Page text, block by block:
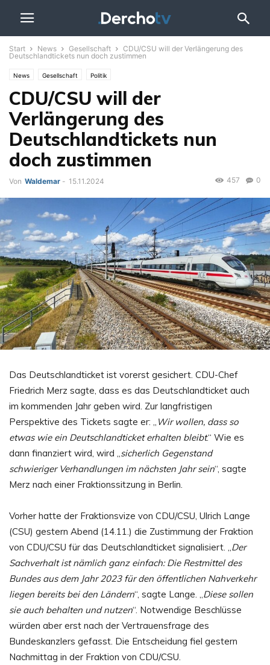
Start News Gesellschaft
CDU/CSU will der Verlängerung des
Deutschlandtickets nun doch zustimmen
News Gesellschaft Politik
CDU/CSU will der
Verlängerung des
Deutschlandtickets nun
doch zustimmen
Von Waldemar - 15.11.2024 0
457
Das Deutschlandticket ist vorerst gesichert. CDU-Chef
Friedrich Merz sagte, dass es das Deutschlandticket auch
im kommenden Jahr geben wird. Zur langfristigen
Perspektive des Tickets sagte er: „ Wir wollen, dass so
etwas wie ein Deutschlandticket erhalten bleibt.“ Wie es
dann finanziert wird, wird „sicherlich Gegenstand
schwieriger Verhandlungen im nächsten Jahr sein“, sagte
Merz nach einer Fraktionssitzung in Berlin.
Vorher hatte der Fraktionsvize von CDU/CSU, Ulrich Lange
(CSU) gestern Abend (14.11.) die Zustimmung der Fraktion
von CDU/CSU für das Deutschlandticket signalisiert. „Der
Sachverhalt ist nämlich ganz einfach: Die Restmittel des
Bundes aus dem Jahr 2023 für den öffentlichen Nahverkehr
liegen bereits bei den Ländern“, sagte Lange. „Diese sollen
sie auch behalten und nutzen“. Notwendige Beschlüsse
würden aber erst nach der Vertrauensfrage des
Bundeskanzlers gefasst. Die Entscheidung fiel gestern
Nachmittag in der Fraktion von CDU/CSU.